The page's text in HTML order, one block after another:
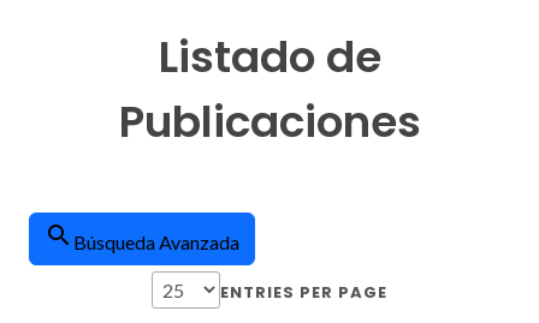
Listado de
Publicaciones
search Búsqueda Avanzada
ENTRIES PER PAGE